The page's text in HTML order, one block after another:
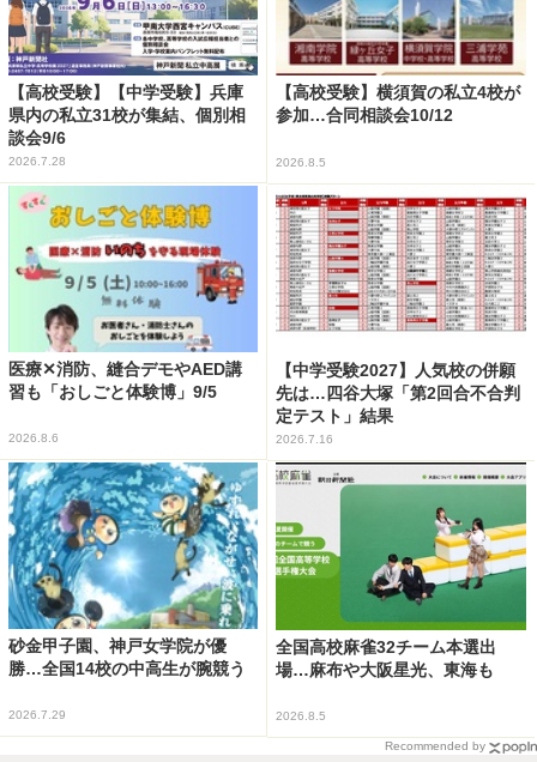
【高校受験】【中学受験】兵庫
県内の私立31校が集結、個別相
談会9/6
2026.7.28
【高校受験】横須賀の私立4校が
参加…合同相談会10/12
2026.8.5
医療✕消防、縫合デモやAED講
習も「おしごと体験博」9/5
2026.8.6
【中学受験2027】人気校の併願
先は…四谷大塚「第2回合不合判
定テスト」結果
2026.7.16
砂金甲子園、神戸女学院が優
勝…全国14校の中高生が腕競う
2026.7.29
全国高校麻雀32チーム本選出
場…麻布や大阪星光、東海も
2026.8.5
Recommended by